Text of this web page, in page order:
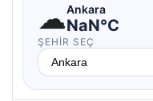
☁Ankara
NaN°C
ŞEHIR SEÇ